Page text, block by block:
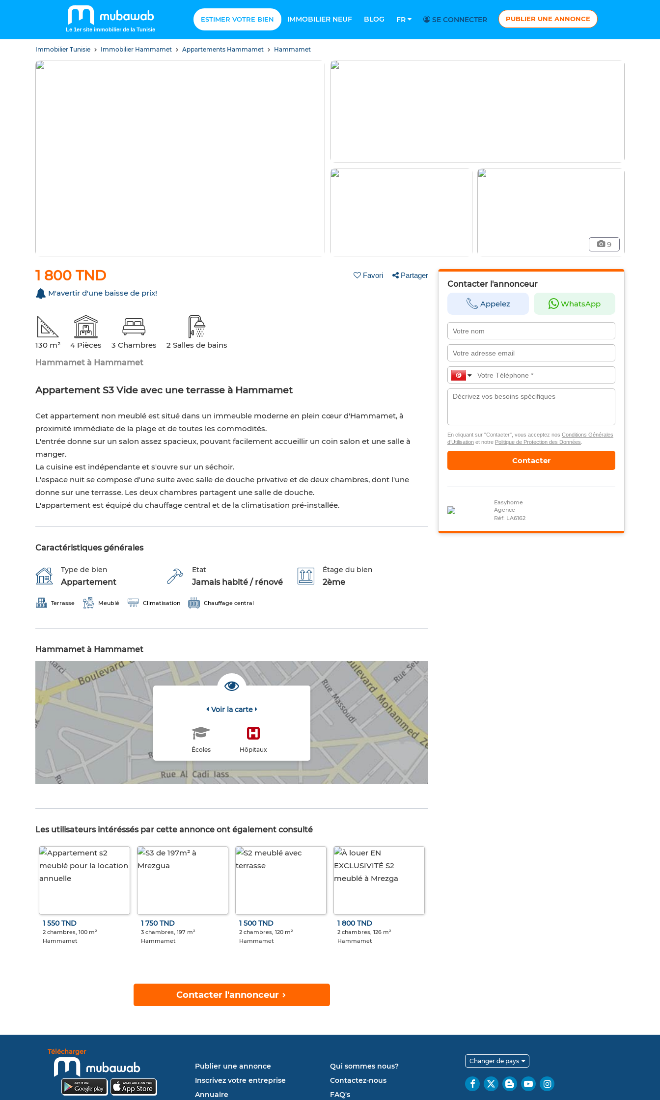
Le 1er site immobilier de la Tunisie
ESTIMER VOTRE BIEN IMMOBILIER NEUF BLOG FR SE CONNECTER PUBLIER UNE ANNONCE
Immobilier Tunisie Immobilier Hammamet Appartements Hammamet Hammamet
9
1 800 TND Favori Partager
M'avertir d'une baisse de prix!
130 m² 4 Pièces 3 Chambres
2 Salles de bains
Hammamet à Hammamet
Appartement S3 Vide avec une terrasse à Hammamet
Cet appartement non meublé est situé dans un immeuble moderne en plein cœur d'Hammamet, à
proximité immédiate de la plage et de toutes les commodités.
L'entrée donne sur un salon assez spacieux, pouvant facilement accueillir un coin salon et une salle à
manger.
La cuisine est indépendante et s'ouvre sur un séchoir.
L'espace nuit se compose d'une suite avec salle de douche privative et de deux chambres, dont l'une
donne sur une terrasse. Les deux chambres partagent une salle de douche.
L'appartement est équipé du chauffage central et de la climatisation pré-installée.
Caractéristiques générales
Type de bien
Appartement
Etat
Jamais habité / rénové
Étage du bien
2ème
Terrasse Meublé Climatisation Chauffage central
Hammamet à Hammamet
Voir la carte
Écoles Hôpitaux
Les utilisateurs intéréssés par cette annonce ont également consulté
1 550 TND
2 chambres, 100 m²
Hammamet
1 750 TND
3 chambres, 197 m²
Hammamet
1 500 TND
2 chambres, 120 m²
Hammamet
1 800 TND
2 chambres, 126 m²
Hammamet
Contacter l'annonceur
Contacter l'annonceur
Appelez WhatsApp
En cliquant sur "Contacter", vous acceptez nos Conditions Générales
d’Utilisationet notre Politique de Protection des Données
Contacter
Easyhome
Agence
Réf: LA6162
Télécharger
Publier une annonce
Inscrivez votre entreprise
Annuaire
Qui sommes nous?
Contactez-nous
FAQ's
Changer de pays